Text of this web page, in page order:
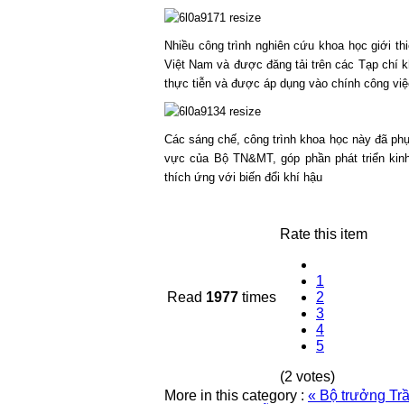
Nhiều công trình nghiên cứu khoa học giới
Việt Nam và được đăng tải trên các Tạp chí
thực tiễn và được áp dụng vào chính công
Các sáng chế, công trình khoa học này đã
vực của Bộ TN&MT, góp phần phát triển
thích ứng với biến đổi khí hậu
Read 1977 times
Rate this item
1
2
3
4
5
(2 votes)
More in this category : « Bộ trưởng